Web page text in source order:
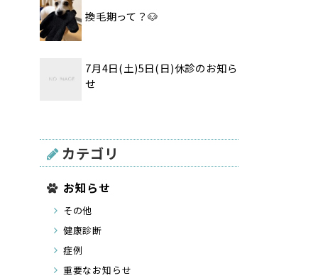
換毛期って？🐶
7月4日(土)5日(日)休診のお知ら
せ
カテゴリ
お知らせ
その他
健康診断
症例
重要なお知らせ